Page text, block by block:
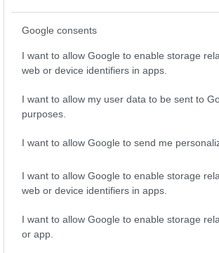
Google consents
I want to allow Google to enable storage
web or device identifiers in apps.
I want to allow my user data to be sent to
purposes.
I want to allow Google to send me
I want to allow Google to enable storage
web or device identifiers in apps.
I want to allow Google to enable storage
or app.